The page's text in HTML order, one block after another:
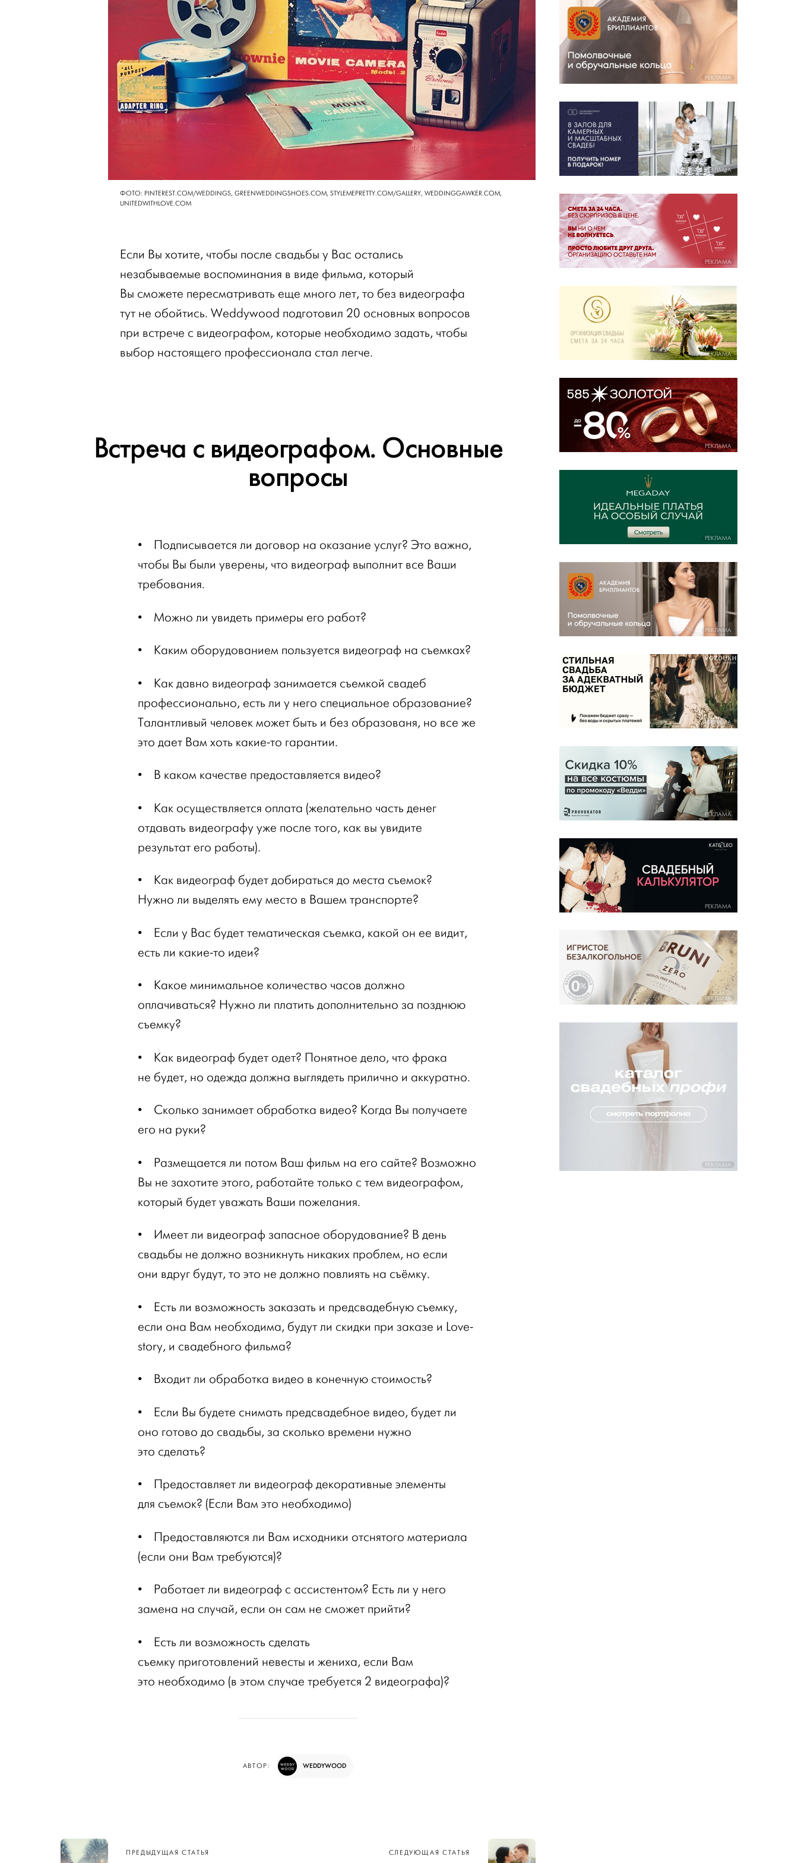
ФОТО: PINTEREST.COM/WEDDINGS, GREENWEDDINGSHOES.COM, STYLEMEPRETTY.COM/GALLERY, WEDDINGGAWKER.COM,
UNITEDWITHLOVE.COM
Если Вы хотите, чтобы после свадьбы у Вас остались
незабываемые воспоминания в виде фильма, который
Вы сможете пересматривать еще много лет, то без видеографа
тут не обойтись. Weddywood подготовил 20 основных вопросов
при встрече с видеографом, которые необходимо задать, чтобы
выбор настоящего профессионала стал легче.
Встреча с видеографом. Основные
вопросы
•
Подписывается ли договор на оказание услуг? Это важно,
чтобы Вы были уверены, что видеограф выполнит все Ваши
требования.
• Можно ли увидеть примеры его работ?
• Каким оборудованием пользуется видеограф на съемках?
•
Как давно видеограф занимается съемкой свадеб
профессионально, есть ли у него специальное образование?
Талантливый человек может быть и без образованя, но все же
это дает Вам хоть какие-то гарантии.
• В каком качестве предоставляется видео?
•
Как осуществляется оплата (желательно часть денег
отдавать видеографу уже после того, как вы увидите
результат его работы).
•
Как видеограф будет добираться до места съемок?
Нужно ли выделять ему место в Вашем транспорте?
•
Если у Вас будет тематическая съемка, какой он ее видит,
есть ли какие-то идеи?
•
Какое минимальное количество часов должно
оплачиваться? Нужно ли платить дополнительно за позднюю
съемку?
•
Как видеограф будет одет? Понятное дело, что фрака
не будет, но одежда должна выглядеть прилично и аккуратно.
•
Сколько занимает обработка видео? Когда Вы получаете
его на руки?
•
Размещается ли потом Ваш фильм на его сайте? Возможно
Вы не захотите этого, работайте только с тем видеографом,
который будет уважать Ваши пожелания.
•
Имеет ли видеограф запасное оборудование? В день
свадьбы не должно возникнуть никаких проблем, но если
они вдруг будут, то это не должно повлиять на съёмку.
•
Есть ли возможность заказать и предсвадебную съемку,
если она Вам необходима, будут ли скидки при заказе и Love-
story, и свадебного фильма?
• Входит ли обработка видео в конечную стоимость?
•
Если Вы будете снимать предсвадебное видео, будет ли
оно готово до свадьбы, за сколько времени нужно
это сделать?
•
Предоставляет ли видеограф декоративные элементы
для съемок? (Если Вам это необходимо)
•
Предоставляются ли Вам исходники отснятого материала
(если они Вам требуются)?
•
Работает ли видеограф с ассистентом? Есть ли у него
замена на случай, если он сам не сможет прийти?
•
Есть ли возможность сделать
съемку приготовлений невесты и жениха, если Вам
это необходимо (в этом случае требуется 2 видеографа)?
АВТОР: WEDDYWOOD
Навигация
по записям
ПРЕДЫДУЩАЯ СТАТЬЯ СЛЕДУЮЩАЯ СТАТЬЯ
РЕКЛАМА
РЕКЛАМА
РЕКЛАМА
РЕКЛАМА
РЕКЛАМА
РЕКЛАМА
РЕКЛАМА
РЕКЛАМА
РЕКЛАМА
РЕКЛАМА
РЕКЛАМА
РЕКЛАМА